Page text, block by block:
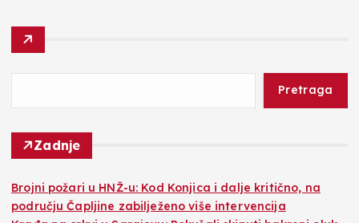
Pretraga
Zadnje
Brojni požari u HNŽ-u: Kod Konjica i dalje kritično, na
području Čapljine zabilježeno više intervencija